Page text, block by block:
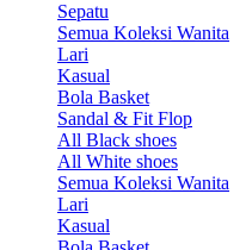
Sepatu
Semua Koleksi Wanita
Lari
Kasual
Bola Basket
Sandal & Fit Flop
All Black shoes
All White shoes
Semua Koleksi Wanita
Lari
Kasual